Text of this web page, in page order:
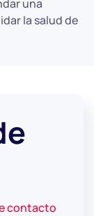
una
la salud de
contacto